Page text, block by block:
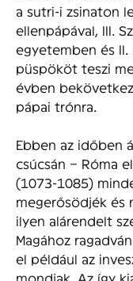
a sutri-i zsinaton
ellenpápával, III.
egyetemben és
püspököt teszi
évben
pápai trónra.
Ebben az időben
csúcsán – Róma
(1073-1085)
megerősödjék és
ilyen alárendelt
Magához
el például az
mondjak. Az így